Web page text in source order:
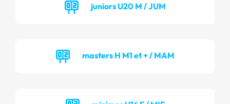
juniors U20 M / JUM
masters H M1 et + / MAM